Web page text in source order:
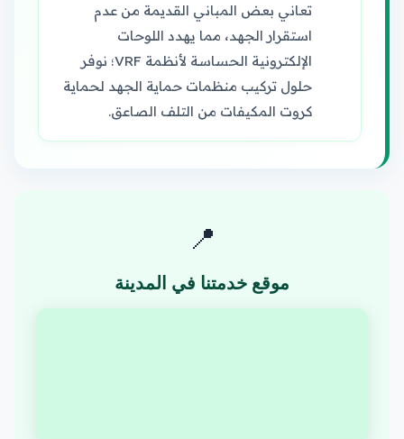
تعاني بعض المباني القديمة من عدم
استقرار الجهد، مما يهدد اللوحات
الإلكترونية الحساسة لأنظمة VRF؛ نوفر
حلول تركيب منظمات حماية الجهد لحماية
كروت المكيفات من التلف الصاعق.
📍
موقع خدمتنا في المدينة